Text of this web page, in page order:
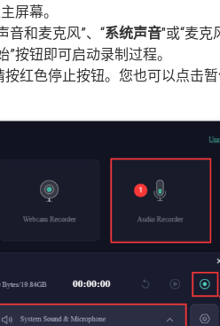
屏幕。
音和麦克风”、“系统声音"或“麦克
”按钮即可启动录制过程。
红色停止按钮。您也可以点击暂